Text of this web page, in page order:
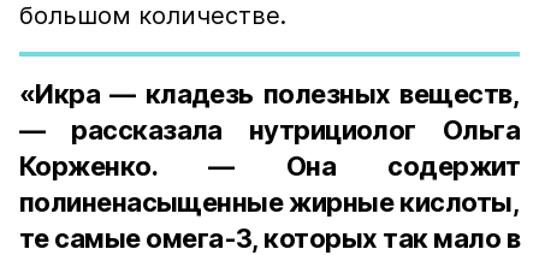
большом количестве.
«Икра — кладезь полезных веществ,
— рассказала нутрициолог Ольга
Корженко. — Она содержит
полиненасыщенные жирные кислоты,
те самые омега-3, которых так мало в